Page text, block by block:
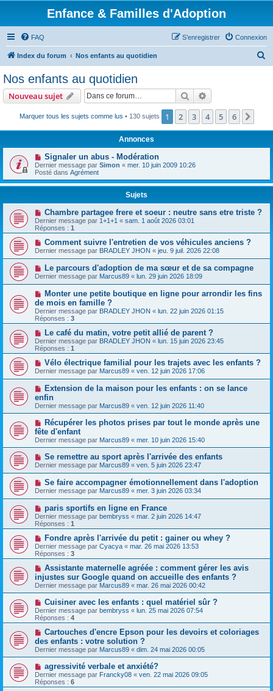
Enfance & Familles d'Adoption
FAQ Connexion
S’enregistrer
Index du forum Nos enfants au quotidien
r
Nos enfants au quotidien
Nouveau sujet Rechercher
Marquer tous les sujets comme lus • 130 sujets 1 2 3 4 5 6
Annonces
Signaler un abus - Modération
Dernier message par Simon « mer. 10 juin 2009 10:26
Posté dans Agrément
Sujets
Chambre partagee frere et soeur : neutre sans etre triste ?
Dernier message par 1+1+1 « sam. 1 août 2026 03:01
Réponses : 1
Comment suivre l'entretien de vos véhicules anciens ?
Dernier message par BRADLEY JHON « jeu. 9 juil. 2026 22:08
Le parcours d'adoption de ma sœur et de sa compagne
Dernier message par Marcus89 « lun. 29 juin 2026 18:09
Monter une petite boutique en ligne pour arrondir les fins
de mois en famille ?
Dernier message par BRADLEY JHON « lun. 22 juin 2026 01:15
Réponses : 3
Le café du matin, votre petit allié de parent ?
Dernier message par BRADLEY JHON « lun. 15 juin 2026 23:45
Réponses : 1
Vélo électrique familial pour les trajets avec les enfants ?
Dernier message par Marcus89 « ven. 12 juin 2026 17:06
Extension de la maison pour les enfants : on se lance
enfin
Dernier message par Marcus89 « ven. 12 juin 2026 11:40
Récupérer les photos prises par tout le monde après une
fête d'enfant
Dernier message par Marcus89 « mer. 10 juin 2026 15:40
Se remettre au sport après l'arrivée des enfants
Dernier message par Marcus89 « ven. 5 juin 2026 23:47
Se faire accompagner émotionnellement dans l'adoption
Dernier message par Marcus89 « mer. 3 juin 2026 03:34
paris sportifs en ligne en France
Dernier message par bembryss « mar. 2 juin 2026 14:47
Réponses : 1
Fondre après l'arrivée du petit : gainer ou whey ?
Dernier message par Cyacya « mar. 26 mai 2026 13:53
Réponses : 3
Assistante maternelle agréée : comment gérer les avis
injustes sur Google quand on accueille des enfants ?
Dernier message par Marcus89 « mar. 26 mai 2026 00:42
Cuisiner avec les enfants : quel matériel sûr ?
Dernier message par bembryss « lun. 25 mai 2026 07:54
Réponses : 4
Cartouches d'encre Epson pour les devoirs et coloriages
des enfants : votre solution ?
Dernier message par Marcus89 « dim. 24 mai 2026 00:05
agressivité verbale et anxiété?
Dernier message par Francky08 « ven. 22 mai 2026 09:05
Réponses : 6